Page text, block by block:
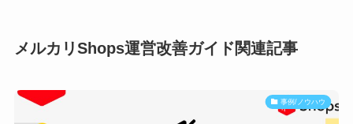
メルカリShops運営改善ガイド関連記事
事例/ノウハウ